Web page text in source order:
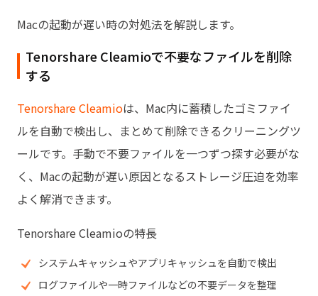
Macの起動が遅い時の対処法を解説します。
Tenorshare Cleamioで不要なファイルを削除
する
Tenorshare Cleamioは、Mac内に蓄積したゴミファイ
ルを自動で検出し、まとめて削除できるクリーニングツ
ールです。手動で不要ファイルを一つずつ探す必要がな
く、Macの起動が遅い原因となるストレージ圧迫を効率
よく解消できます。
Tenorshare Cleamioの特長
システムキャッシュやアプリキャッシュを自動で検出
ログファイルや一時ファイルなどの不要データを整理